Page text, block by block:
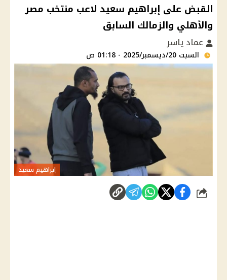
القبض على إبراهيم سعيد لاعب منتخب مصر
والأهلي والزمالك السابق
عماد ياسر
السبت 20/ديسمبر/2025 - 01:18 ص
إبراهيم سعيد
شارك